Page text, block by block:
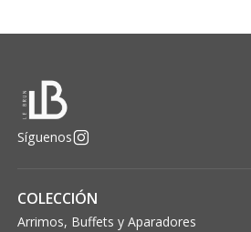
Síguenos
COLECCIÓN
Arrimos, Buffets y Aparadores